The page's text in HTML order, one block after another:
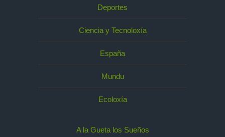
Deportes
Ciencia y Tecnoloxía
España
Mundu
Ecoloxía
A la Gueta los Sueños